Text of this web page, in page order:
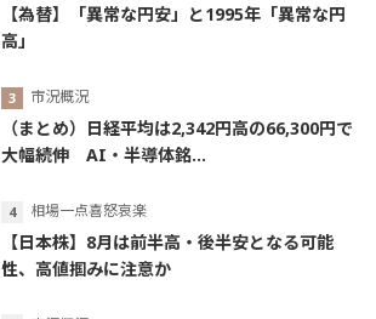
【為替】「異常な円安」と1995年「異常な円
高」
市況概況
（まとめ）日経平均は2,342円高の66,300円で
大幅続伸 AI・半導体銘...
相場一点喜怒哀楽
【日本株】8月は前半高・後半安となる可能
性、高値掴みに注意か